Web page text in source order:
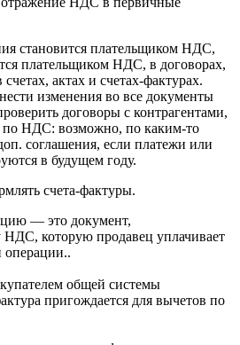
становится плательщиком НДС,
плательщиком НДС, в договорах,
актах и счетах-фактурах.
изменения во все документы
договоры с контрагентами,
по НДС: возможно, по каким-то
соглашения, если платежи или
в будущем году.
счета-фактуры.
— это документ,
которую продавец уплачивает
операции..
общей системы
пригождается для вычетов по